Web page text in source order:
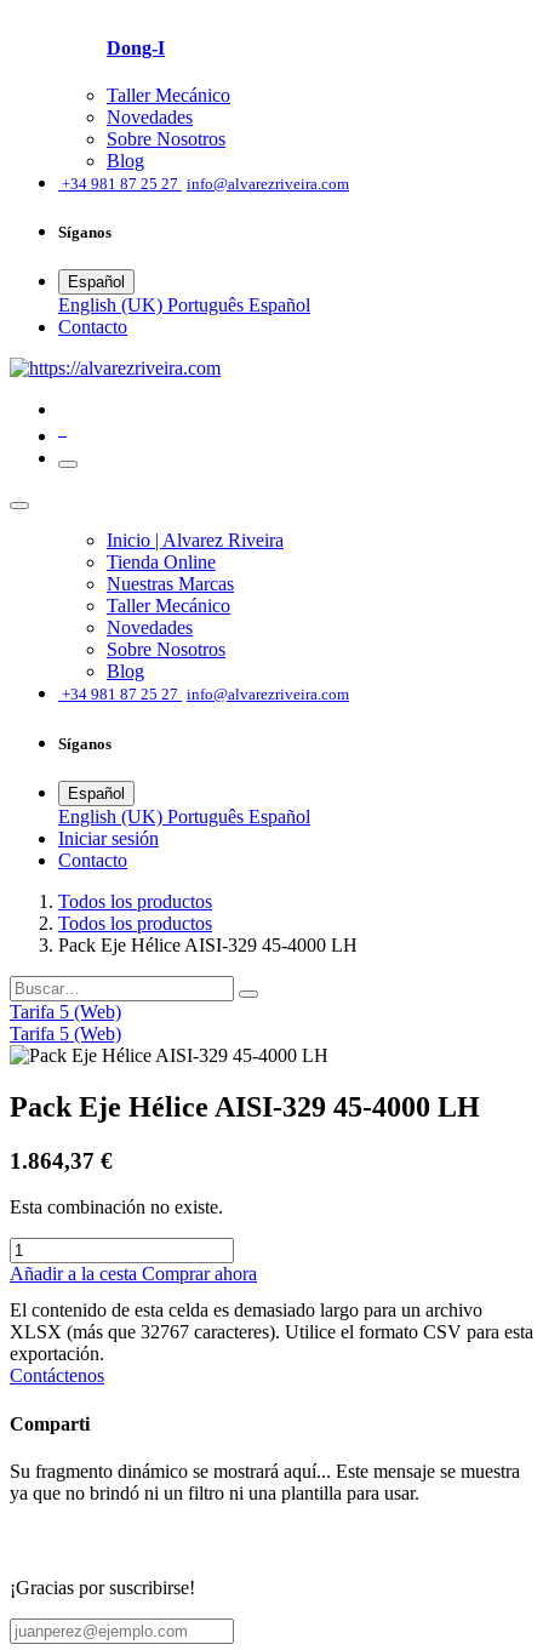
Dong-I
Taller Mecánico
Novedades
Sobre Nosotros
Blog
+34 981 87 25 27 info@alvarezriveira.com
Síganos
Español
English (UK) Português Español
​Contacto
Inicio | Alvarez Riveira
Tienda Online
Nuestras Marcas
Taller Mecánico
Novedades
Sobre Nosotros
Blog
+34 981 87 25 27 info@alvarezriveira.com
Síganos
Español
English (UK) Português Español
Iniciar sesión
​Contacto
Todos los productos
Todos los productos
Pack Eje Hélice AISI-329 45-4000 LH
Tarifa 5 (Web)
Tarifa 5 (Web)
Pack Eje Hélice AISI-329 45-4000 LH
1.864,37 €
Esta combinación no existe.
Añadir a la cesta Comprar ahora
El contenido de esta celda es demasiado largo para un archivo
XLSX (más que 32767 caracteres). Utilice el formato CSV para esta
exportación.
Contáctenos
Comparti
Su fragmento dinámico se mostrará aquí... Este mensaje se muestra
ya que no brindó ni un filtro ni una plantilla para usar.
¡Gracias por suscribirse!